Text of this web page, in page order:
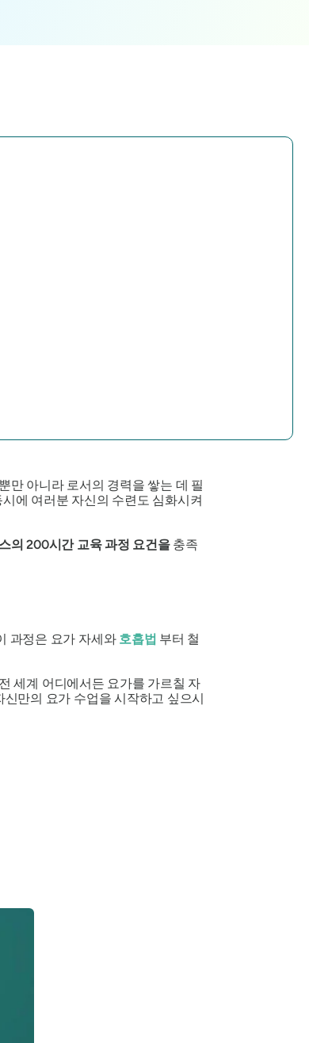
만 아니라로서의 경력을 쌓는 데 필
에 여러분 자신의 수련도 심화시켜
의 200시간 교육 과정 요건을충족
과정은 요가 자세와 호흡법 부터 철
세계 어디에서든 요가를 가르칠 자
만의 요가 수업을 시작하고 싶으시